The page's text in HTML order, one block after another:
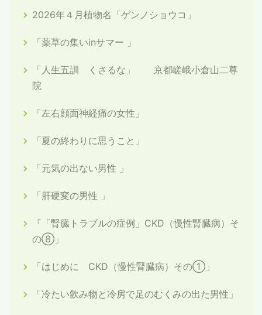
2026年４月植物名「ゲンノショウコ」
「薬草の集いinサマー 」
「人生五訓 くさるな」 京都嵯峨小倉山二尊
院
「左右顔面神経痛の女性」
「夏の終わりに思うこと」
「元気の出ない男性 」
「肝硬変の男性 」
『「腎臓トラブルの症例」CKD（慢性腎臓病）そ
の⑧」
「はじめに CKD（慢性腎臓病）その①」
「冷たい飲み物と冷房で足のむくみの出た男性」